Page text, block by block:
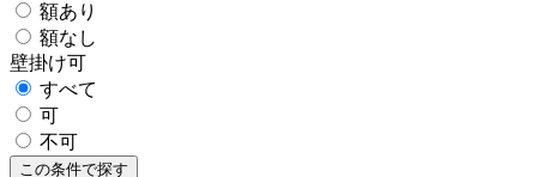
額あり
額なし
壁掛け可
すべて
可
不可